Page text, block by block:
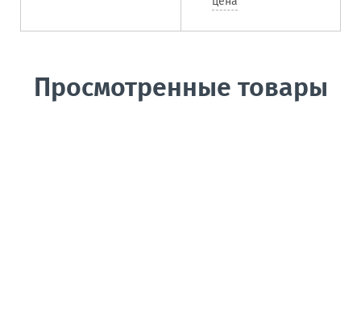
Просмотренные товары